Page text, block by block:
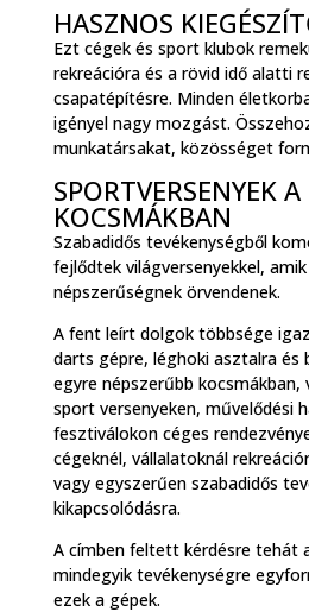
HASZNOS
Ezt cégek és sport klubok
rekreációra és a rövid idő alatti
csapatépítésre. Minden
igényel nagy mozgást.
munkatársakat, közösséget
SPORTVERSENYEK A
KOCSMÁKBAN
Szabadidős tevékenységből
fejlődtek világversenyekkel,
népszerűségnek örvendenek.
A fent leírt dolgok többsége
darts gépre, léghoki asztalra és
egyre népszerűbb kocsmákban,
sport versenyeken, művelődési
fesztiválokon céges
cégeknél, vállalatoknál
vagy egyszerűen szabadidős
kikapcsolódásra.
A címben feltett kérdésre tehát
mindegyik tevékenységre
ezek a gépek.